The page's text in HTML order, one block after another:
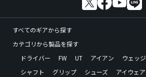
すべてのギアから探す
カテゴリから製品を探す
ドライバー
FW UT アイアン ウェッジ
シャフト
グリップ シューズ アイウェア